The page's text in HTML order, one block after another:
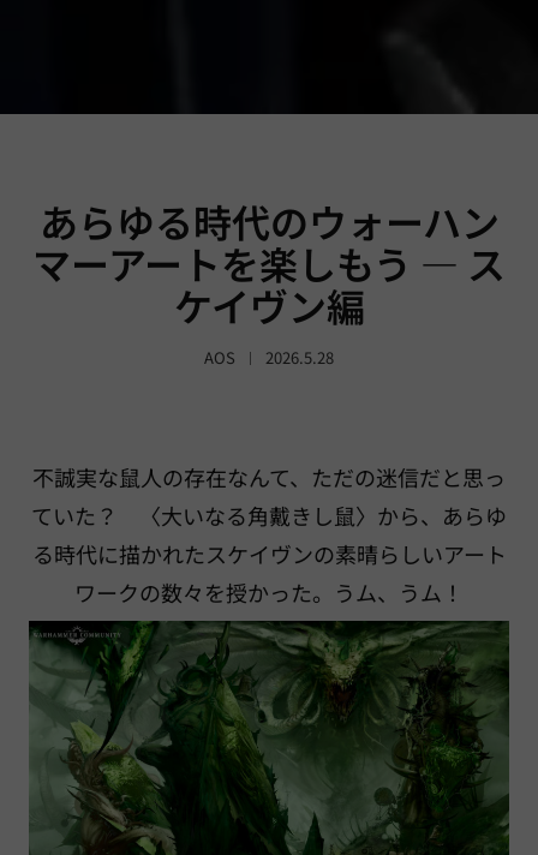
あらゆる時代のウォーハン
マーアートを楽しもう — ス
ケイヴン編
AOS 2026.5.28
不誠実な鼠人の存在なんて、ただの迷信だと思っ
ていた？ 〈大いなる角戴きし鼠〉から、あらゆ
る時代に描かれたスケイヴンの素晴らしいアート
ワークの数々を授かった。うム、うム！